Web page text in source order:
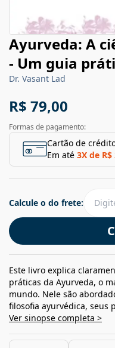
Ayurveda: A
- Um guia
Dr. Vasant Lad
R$ 79,00
Formas de pagamento:
Cartão de
Em até 3X de R$
Calcule o do frete:
Este livro explica
práticas da Ayurveda, o
mundo. Nele são
filosofia ayurvédica, seus
Ver sinopse completa >